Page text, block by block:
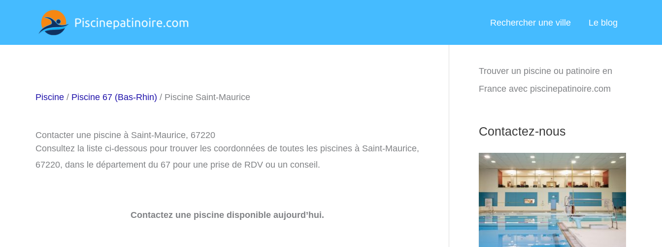
Rechercher une ville Le blog
Piscine / Piscine 67 (Bas-Rhin) / Piscine Saint-Maurice
Contacter une piscine à Saint-Maurice, 67220
Consultez la liste ci-dessous pour trouver les coordonnées de toutes les piscines à Saint-Maurice,
67220, dans le département du 67 pour une prise de RDV ou un conseil.
Contactez une piscine disponible aujourd’hui.
Trouver un piscine ou patinoire en
France avec piscinepatinoire.com
Contactez-nous